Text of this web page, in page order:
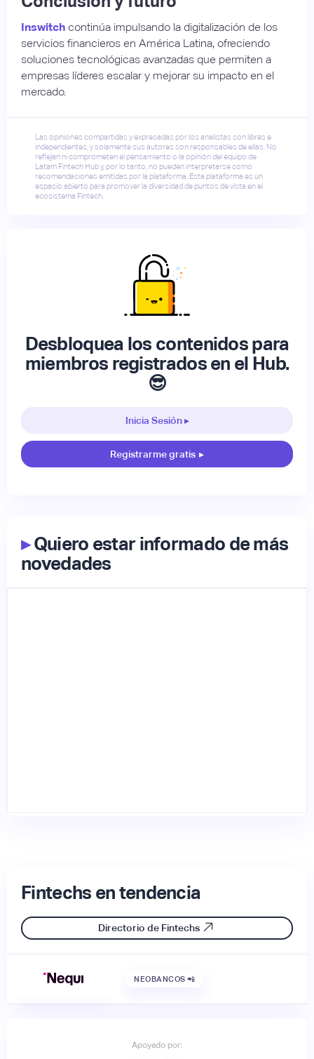
Inswitch continúa impulsando la digitalización de los
servicios financieros en América Latina, ofreciendo
soluciones tecnológicas avanzadas que permiten a
empresas líderes escalar y mejorar su impacto en el
mercado.
Las opiniones compartidas y expresadas por los analistas son libres e
independientes, y solamente sus autores son responsables de ellas. No
reflejan ni comprometen el pensamiento o la opinión del equipo de
Latam Fintech Hub y, por lo tanto, no pueden interpretarse como
recomendaciones emitidas por la plataforma. Esta plataforma es un
espacio abierto para promover la diversidad de puntos de vista en el
ecosistema Fintech.
Desbloquea los contenidos para
miembros registrados en el Hub.
😎
Inicia Sesión ▸
Registrarme gratis ▸
▸Quiero estar informado de más
novedades
Fintechs en tendencia
Directorio de Fintechs
NEOBANCOS 📲
Apoyado por: